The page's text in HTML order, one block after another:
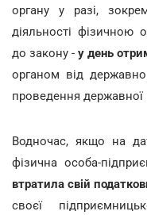
органу у разі,
діяльності фізичною
до закону - у день
органом від
проведення державної
Водночас, якщо на
фізична особа-
втратила свій
своєї